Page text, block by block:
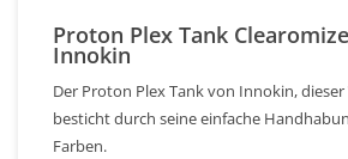
Proton Plex Tank
Innokin
Der Proton Plex Tank von Innokin,
besticht durch seine einfache
Farben.